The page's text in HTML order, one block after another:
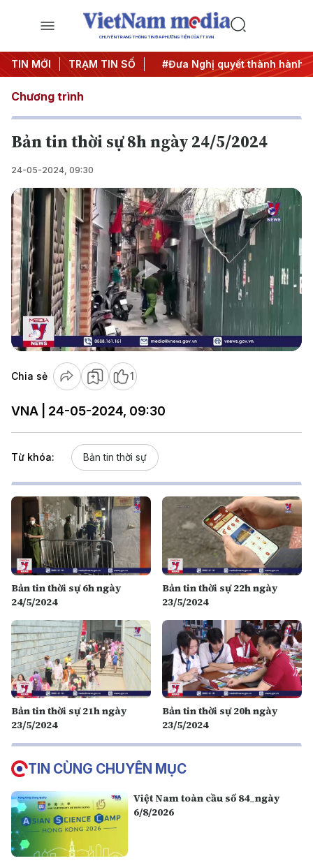
CHUYÊN TRANG THÔNG TIN ĐA PHƯƠNG TIỆN CỦA TTXVN
TIN MỚI TRẠM TIN SỐ
ương 3 #APEC 2027 #Đưa Nghị quyết thành hành
Chương trình
Bản tin thời sự 8h ngày 24/5/2024
24-05-2024, 09:30
Play
Video
Chia sẻ 1
VNA | 24-05-2024, 09:30
Từ khóa: Bản tin thời sự
Bản tin thời sự 6h ngày
24/5/2024
Bản tin thời sự 22h ngày
23/5/2024
Bản tin thời sự 21h ngày
23/5/2024
Bản tin thời sự 20h ngày
23/5/2024
TIN CÙNG CHUYÊN MỤC
Việt Nam toàn cầu số 84_ngày
6/8/2026